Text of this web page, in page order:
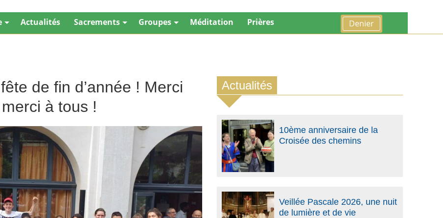
Actualités Sacrements Groupes Méditation Prières Denier
de fin d’année ! Merci
à tous !
Actualités
10ème anniversaire de la
Croisée des chemins
Veillée Pascale 2026, une nuit
de lumière et de vie